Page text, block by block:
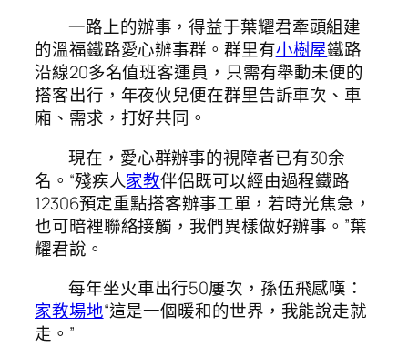
一路上的辦事，得益于葉耀君牽頭組建
的溫福鐵路愛心辦事群。群里有小樹屋鐵路
沿線20多名值班客運員，只需有舉動未便的
搭客出行，年夜伙兒便在群里告訴車次、車
廂、需求，打好共同。
現在，愛心群辦事的視障者已有30余
名。“殘疾人家教伴侶既可以經由過程鐵路
12306預定重點搭客辦事工單，若時光焦急，
也可暗裡聯絡接觸，我們異樣做好辦事。”葉
耀君說。
每年坐火車出行50屢次，孫伍飛感嘆：
家教場地“這是一個暖和的世界，我能說走就
走。”